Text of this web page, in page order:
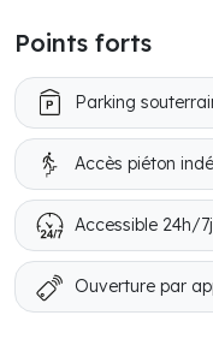
Points forts
Parking
Accès piéton
Accessible 24h/7j
Ouverture par